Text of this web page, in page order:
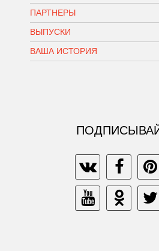
ПАРТНЕРЫ
ВЫПУСКИ
ВАША ИСТОРИЯ